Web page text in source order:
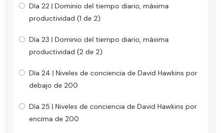
Día 22 | Dominio del tiempo diario, máxima
productividad (1 de 2)
Día 23 | Dominio del tiempo diario, máxima
productividad (2 de 2)
Día 24 | Niveles de conciencia de David Hawkins por
debajo de 200
Día 25 | Niveles de conciencia de David Hawkins por
encima de 200